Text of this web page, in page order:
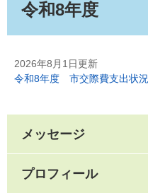
令和8年度
2026年8月1日更新
令和8年度 市交際費支出状況
メッセージ
プロフィール